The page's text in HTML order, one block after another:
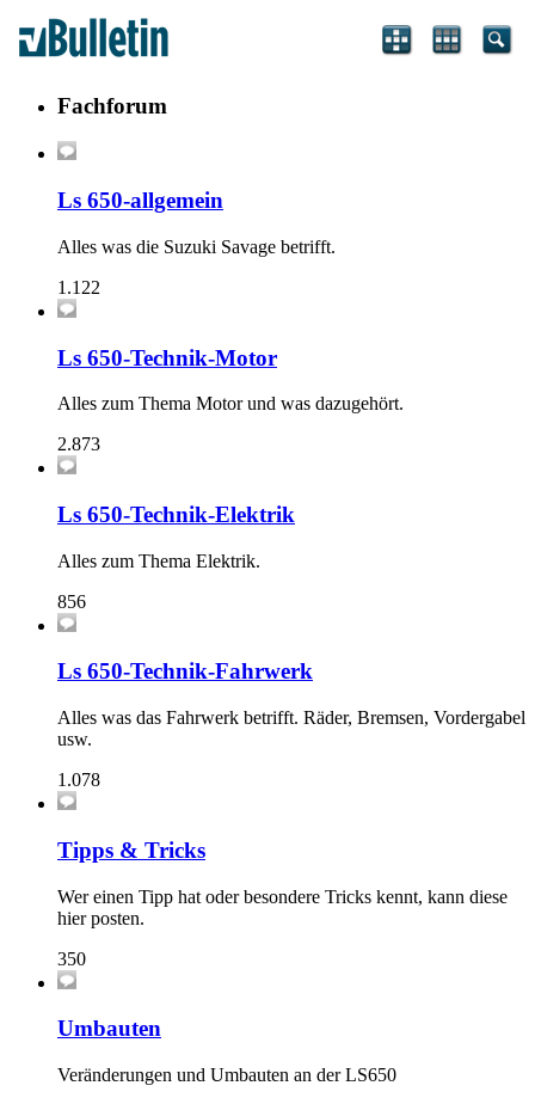
Fachforum
Ls 650-allgemein
Alles was die Suzuki Savage betrifft.
1.122
Ls 650-Technik-Motor
Alles zum Thema Motor und was dazugehört.
2.873
Ls 650-Technik-Elektrik
Alles zum Thema Elektrik.
856
Ls 650-Technik-Fahrwerk
Alles was das Fahrwerk betrifft. Räder, Bremsen, Vordergabel
usw.
1.078
Tipps & Tricks
Wer einen Tipp hat oder besondere Tricks kennt, kann diese
hier posten.
350
Umbauten
Veränderungen und Umbauten an der LS650